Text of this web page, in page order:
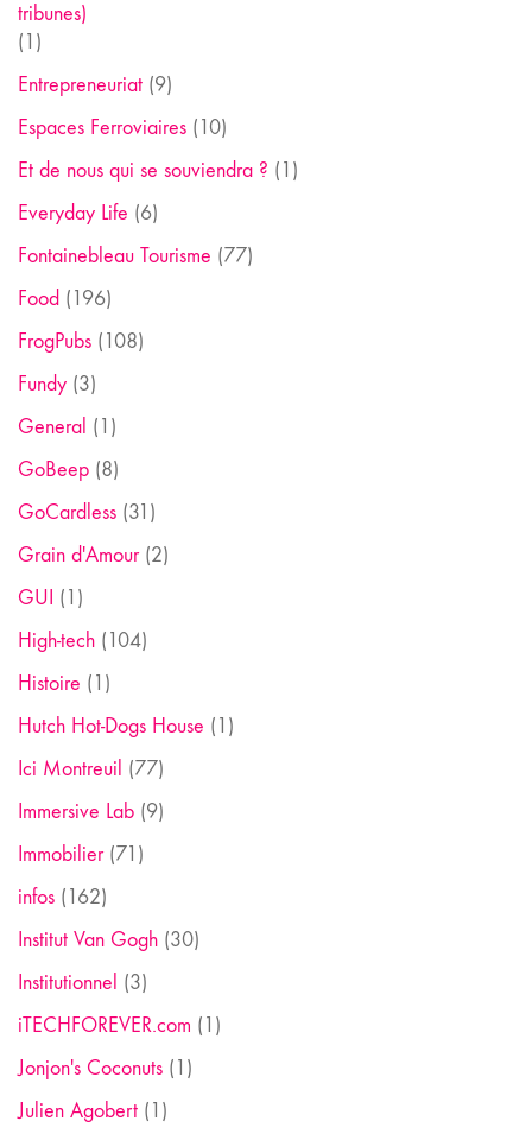
tribunes)
(1)
Entrepreneuriat (9)
Espaces Ferroviaires (10)
Et de nous qui se souviendra ? (1)
Everyday Life (6)
Fontainebleau Tourisme (77)
Food (196)
FrogPubs (108)
Fundy (3)
General (1)
GoBeep (8)
GoCardless (31)
Grain d'Amour(2)
GUI (1)
High-tech (104)
Histoire (1)
Hutch Hot-Dogs House (1)
Ici Montreuil (77)
Immersive Lab (9)
Immobilier(71)
infos (162)
Institut Van Gogh (30)
Institutionnel (3)
iTECHFOREVER.com (1)
Jonjon's Coconuts (1)
Julien Agobert (1)